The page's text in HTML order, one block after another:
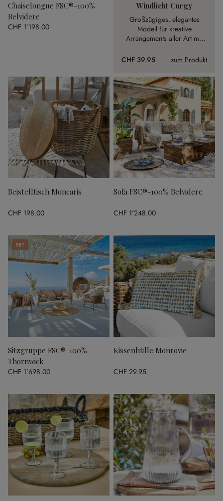
Chaiselongue FSC®-100%
Belvidere
CHF 1’198.00
Windlicht Curgy
Großzügiges, elegantes
Modell für kreative
Arrangements aller Art mit
Möglichkeiten in jeder
CHF 39.95 zum Produkt
Beistelltisch Moncaris
CHF 198.00
Sofa FSC®-100% Belvidere
CHF 1’248.00
Set
Sitzgruppe FSC®-100%
Thornwick
CHF 1’698.00
Kissenhülle Monrovie
CHF 29.95